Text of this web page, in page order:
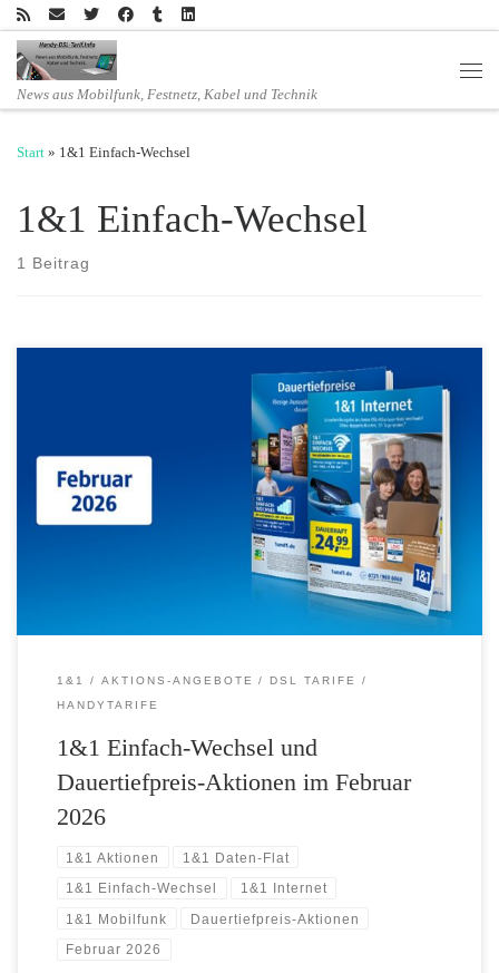
Zum Inhalt springen
News aus Mobilfunk, Festnetz, Kabel und Technik
Start » 1&1 Einfach-Wechsel
1&1 Einfach-Wechsel
1 Beitrag
Wechseln Sie jetzt zu 1&1 Internet oder 1&1 Mobilfunk ist das mit
dem 1&1 Einfach-Wechsel ganz leicht. 1&1 kümmert sich um alles
und sorgt für einen reibungslosen Anbieter- und Netzwechsel
inklusive Rufnummernübernahme. Ohne Unterbrechung, ohne
Ausfallzeiten und ohne doppelte Kosten.* Und erstklassige
Smartphones inklusive passendem Mobilfunktarif, zum Beispiel die
1&1 AKTIONS-ANGEBOTE
DSL TARIFE
HANDYTARIFE
1&1 Einfach-Wechsel und
Dauertiefpreis-Aktionen im Februar
2026
1&1 Aktionen 1&1 Daten-Flat
1&1 Einfach-Wechsel 1&1 Internet
1&1 Mobilfunk Dauertiefpreis-Aktionen
Februar 2026